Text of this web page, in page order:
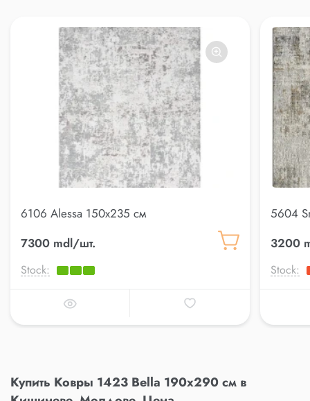
6106 Alessa 150x235 см
7300 mdl/шт.
Stock:
5604
3200
Stock:
Купить Ковры 1423 Bella 190x290 см в